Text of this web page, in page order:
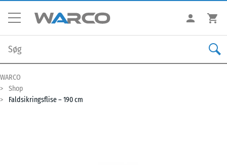
WARCO
Shop
Faldsikringsflise – 190 cm